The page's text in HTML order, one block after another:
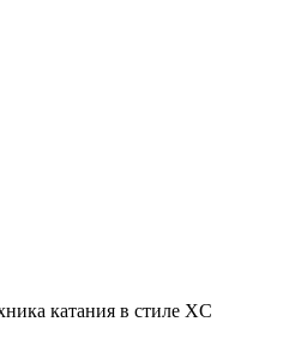
катания в стиле XC